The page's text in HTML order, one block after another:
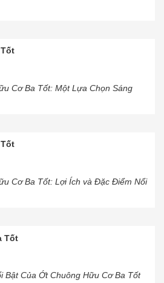
Cơ Ba Tốt: Một Lựa Chọn Sáng
Cơ Ba Tốt: Lợi Ích và Đặc Điểm Nổi
Tốt
Bật Của Ớt Chuông Hữu Cơ Ba Tốt